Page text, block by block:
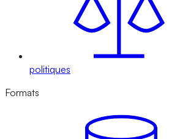
politiques
Formats